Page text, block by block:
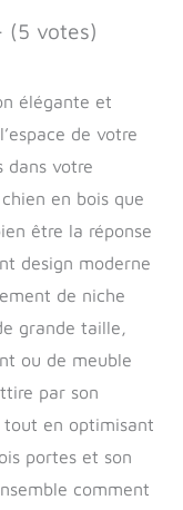
(5 votes)
élégante et
de votre
dans votre
en bois que
être la réponse
design moderne
de niche
grande taille,
ou de meuble
par son
en optimisant
portes et son
comment